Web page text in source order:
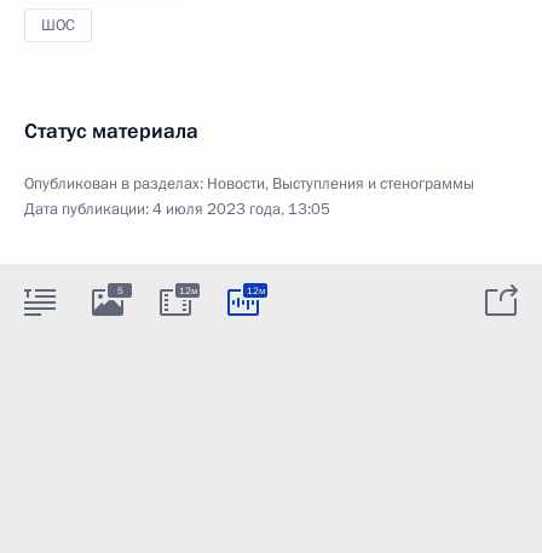
ШОС
Статус материала
Опубликован в разделах: Новости, Выступления и стенограммы
Дата публикации:4 июля 2023 года, 13:05
5 12м 12м